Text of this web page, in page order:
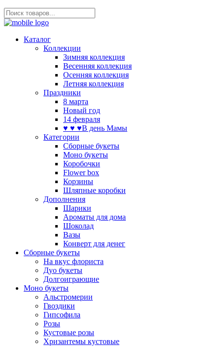
Каталог
Коллекции
Зимняя коллекция
Весенняя коллекция
Осенняя коллекция
Летняя коллекция
Праздники
8 марта
Новый год
14 февраля
♥ ♥ ♥В день Мамы
Категории
Сборные букеты
Моно букеты
Коробочки
Flower box
Корзины
Шляпные коробки
Дополнения
Шарики
Ароматы для дома
Шоколад
Вазы
Конверт для денег
Сборные букеты
На вкус флориста
Дуо букеты
Долгоиграющие
Моно букеты
Альстромерии
Гвоздики
Гипсофила
Розы
Кустовые розы
Хризантемы кустовые